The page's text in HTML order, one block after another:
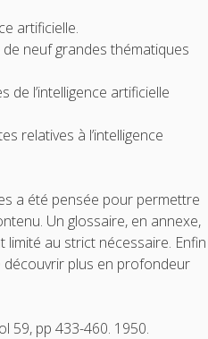
artificielle.
neuf grandes thématiques
l’intelligence artificielle
relatives à l’intelligence
a été pensée pour permettre
Un glossaire, en annexe,
limité au strict nécessaire. Enfin
plus en profondeur
59, pp 433-460. 1950.